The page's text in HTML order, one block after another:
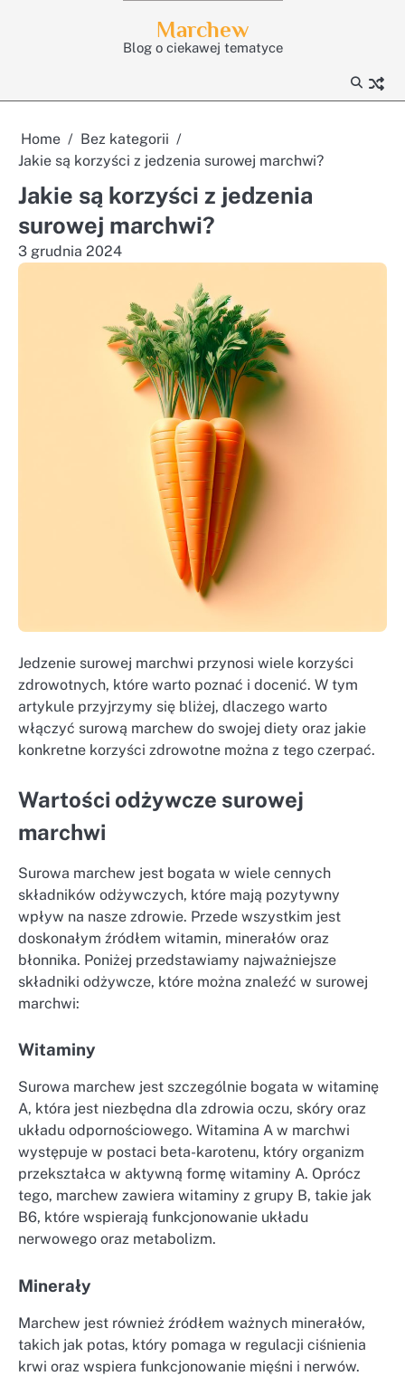
Marchew
Blog o ciekawej tematyce
Home
Bez kategorii
Jakie są korzyści z jedzenia surowej marchwi?
Jakie są korzyści z jedzenia
surowej marchwi?
3 grudnia 2024
Jedzenie surowej marchwi przynosi wiele korzyści
zdrowotnych, które warto poznać i docenić. W tym
artykule przyjrzymy się bliżej, dlaczego warto
włączyć surową marchew do swojej diety oraz jakie
konkretne korzyści zdrowotne można z tego czerpać.
Wartości odżywcze surowej
marchwi
Surowa marchew jest bogata w wiele cennych
składników odżywczych, które mają pozytywny
wpływ na nasze zdrowie. Przede wszystkim jest
doskonałym źródłem witamin, minerałów oraz
błonnika. Poniżej przedstawiamy najważniejsze
składniki odżywcze, które można znaleźć w surowej
marchwi:
Witaminy
Surowa marchew jest szczególnie bogata w witaminę
A, która jest niezbędna dla zdrowia oczu, skóry oraz
układu odpornościowego. Witamina A w marchwi
występuje w postaci beta-karotenu, który organizm
przekształca w aktywną formę witaminy A. Oprócz
tego, marchew zawiera witaminy z grupy B, takie jak
B6, które wspierają funkcjonowanie układu
nerwowego oraz metabolizm.
Minerały
Marchew jest również źródłem ważnych minerałów,
takich jak potas, który pomaga w regulacji ciśnienia
krwi oraz wspiera funkcjonowanie mięśni i nerwów.